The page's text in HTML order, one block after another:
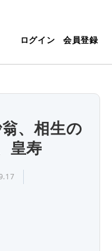
ログイン 会員登録
、相生の
皇寿